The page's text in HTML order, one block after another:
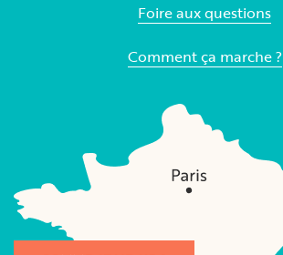
Foire aux questions
Comment ça marche ?